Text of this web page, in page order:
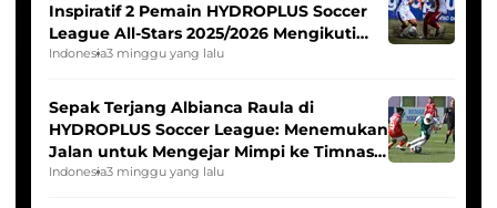
Inspiratif 2 Pemain HYDROPLUS Soccer
League All-Stars 2025/2026 Mengikuti
Seleksi Timnas Indonesia Putri
Indonesia3 minggu yang lalu
Sepak Terjang Albianca Raula di
HYDROPLUS Soccer League: Menemukan
Jalan untuk Mengejar Mimpi ke Timnas
Indonesia Putri
Indonesia3 minggu yang lalu